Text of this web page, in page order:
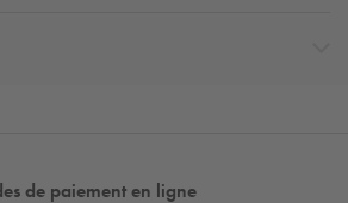
de paiement en ligne